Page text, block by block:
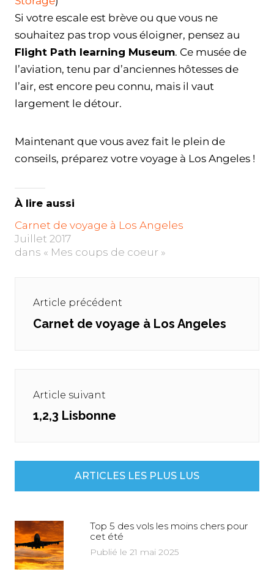
Si votre escale est brève ou que vous ne
souhaitez pas trop vous éloigner, pensez au
Flight Path learning Museum. Ce musée de
l’aviation, tenu par d’anciennes hôtesses de
l’air, est encore peu connu, mais il vaut
largement le détour.
Maintenant que vous avez fait le plein de
conseils, préparez votre voyage à Los Angeles !
À lire aussi
Carnet de voyage à Los Angeles
Juillet 2017
dans « Mes coups de coeur »
l’articleArticle précédent
Previous
Carnet de voyage à Los Angeles
Article suivant
Next
1,2,3 Lisbonne
ARTICLES LES PLUS LUS
Top 5 des vols les moins chers pour
cet été
Publié le 21 mai 2025